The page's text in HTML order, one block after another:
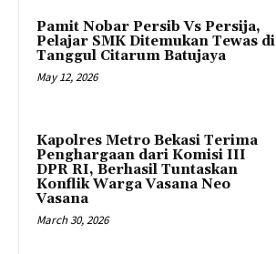
Pamit Nobar Persib Vs Persija,
Pelajar SMK Ditemukan Tewas di
Tanggul Citarum Batujaya
May 12, 2026
Kapolres Metro Bekasi Terima
Penghargaan dari Komisi III
DPR RI, Berhasil Tuntaskan
Konflik Warga Vasana Neo
Vasana
March 30, 2026